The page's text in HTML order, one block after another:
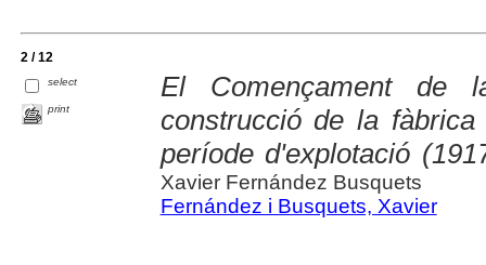
2 / 12
select
print
El Començament de
construcció de la
període d'explotació
Xavier Fernández Busquets
Fernández i Busquets, Xavier